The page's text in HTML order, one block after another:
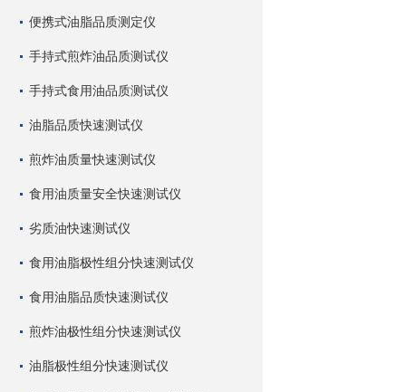
便携式油脂品质测定仪
手持式煎炸油品质测试仪
手持式食用油品质测试仪
油脂品质快速测试仪
煎炸油质量快速测试仪
食用油质量安全快速测试仪
劣质油快速测试仪
食用油脂极性组分快速测试仪
食用油脂品质快速测试仪
煎炸油极性组分快速测试仪
油脂极性组分快速测试仪